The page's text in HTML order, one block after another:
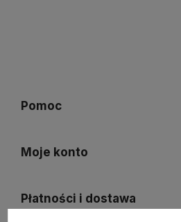
Pomoc
Moje konto
Płatności i dostawa